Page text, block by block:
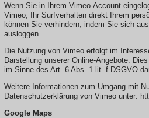
Wenn Sie in Ihrem Vimeo-Account
Vimeo, Ihr Surfverhalten direkt Ihrem
können Sie verhindern, indem Sie sich
ausloggen.
Die Nutzung von Vimeo erfolgt im
Darstellung unserer Online-Angebote.
im Sinne des Art. 6 Abs. 1 lit. f DSGVO
Weitere Informationen zum Umgang mit
Datenschutzerklärung von Vimeo unter:
Google Maps